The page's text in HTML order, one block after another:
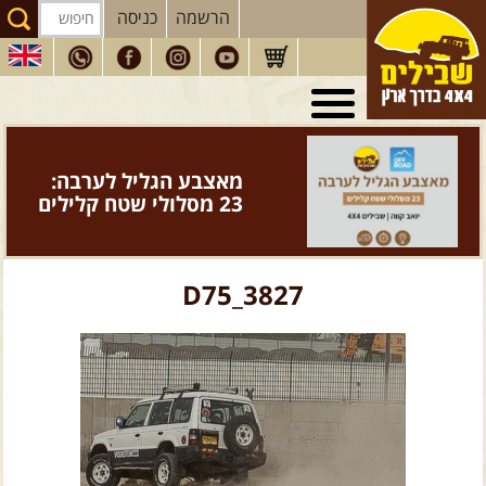
הרשמה כניסה
טיולי 4X4
בארץ
מסעות בעולם
טיוליםלרכב פנאי
הדרכותנהיגה
הירשמו לניוזלטר שבילים
הבלוג של יואב קווה
מאצבע הגליל לערבה:
23 מסלולי שטח קלילים
D75_3827